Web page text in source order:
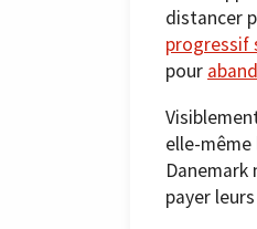
distancer
progressif
pour
elle-même
payer